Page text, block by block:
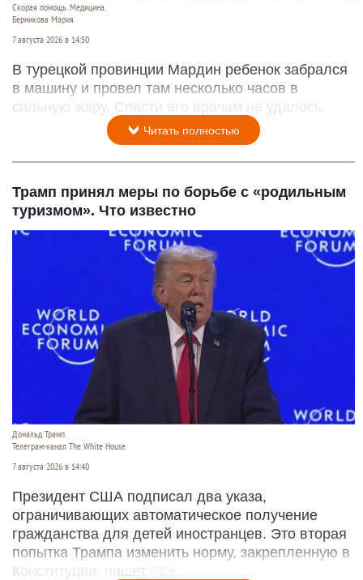
Скорая помощь. Медицина.
Берникова Мария
7 августа 2026 в 14:50
В турецкой провинции Мардин ребенок забрался
в машину и провел там несколько часов в
сильную жару. Спасти его врачам не удалось.
Читать полностью
Трамп принял меры по борьбе с «родильным
туризмом». Что известно
Дональд Трамп.
Телеграм-канал The White House
7 августа 2026 в 14:40
Президент США подписал два указа,
ограничивающих автоматическое получение
гражданства для детей иностранцев. Это вторая
попытка Трампа изменить норму, закрепленную в
Конституции, пишет РБК